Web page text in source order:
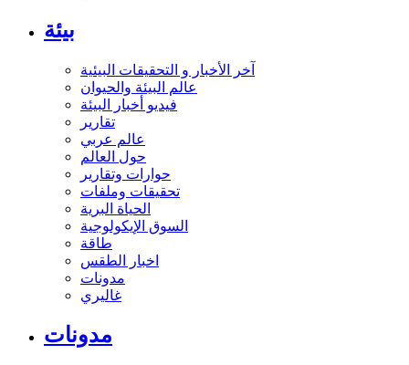
بيئة
آخر الأخبار و التحقيقات البيئية
عالم البيئة والحيوان
فيديو أخبار البيئة
تقارير
عالم عربي
حول العالم
حوارات وتقارير
تحقيقات وملفات
الحياة البرية
السوق الإيكولوجية
طاقة
اخبار الطقس
مدونات
غاليري
مدونات